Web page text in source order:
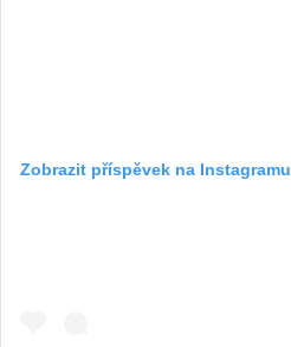
Zobrazit příspěvek na Instagramu